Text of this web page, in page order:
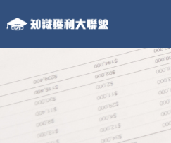
至
主
內
容